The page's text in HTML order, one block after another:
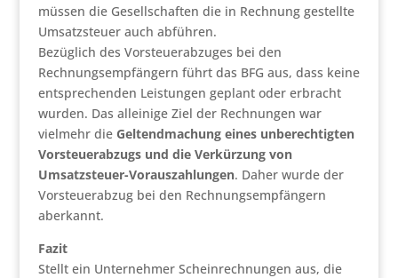
müssen die Gesellschaften die in Rechnung gestellte
Umsatzsteuer auch abführen.
Bezüglich des Vorsteuerabzuges bei den
Rechnungsempfängern führt das BFG aus, dass keine
entsprechenden Leistungen geplant oder erbracht
wurden. Das alleinige Ziel der Rechnungen war
vielmehr die Geltendmachung eines unberechtigten
Vorsteuerabzugs und die Verkürzung von
Umsatzsteuer-Vorauszahlungen. Daher wurde der
Vorsteuerabzug bei den Rechnungsempfängern
aberkannt.
Fazit
Stellt ein Unternehmer Scheinrechnungen aus, die